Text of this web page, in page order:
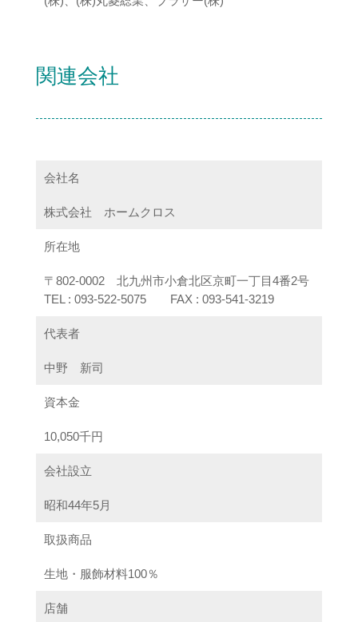
関連会社
会社名
株式会社 ホームクロス
所在地
〒802-0002 北九州市小倉北区京町一丁目4番2号
TEL : 093-522-5075 FAX : 093-541-3219
代表者
中野 新司
資本金
10,050千円
会社設立
昭和44年5月
取扱商品
生地・服飾材料100％
店舗